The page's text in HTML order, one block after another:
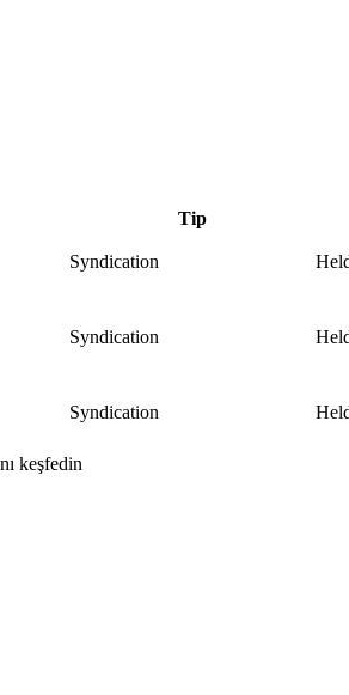
Tip
Syndication
Syndication
Syndication
keşfedin